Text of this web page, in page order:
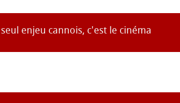
enjeu cannois, c'est le cinéma